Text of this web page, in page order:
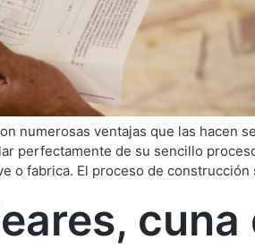
numerosas ventajas que las hacen
perfectamente de su sencillo
o fabrica. El proceso de